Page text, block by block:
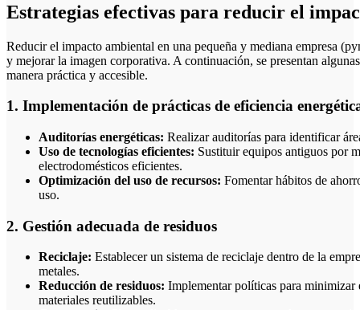
Estrategias efectivas para reducir el
Reducir el impacto ambiental en una pequeña y mediana empresa (pyme) es fundamental para contribuir a la sostenibilidad
y mejorar la imagen corporativa. A continuación, se presentan
manera práctica y accesible.
1. Implementación de prácticas de eficiencia
Auditorías energéticas: Realizar auditorías para identificar
Uso de tecnologías eficientes: Sustituir equipos antiguos por
electrodomésticos eficientes.
Optimización del uso de recursos: Fomentar hábitos de
uso.
2. Gestión adecuada de residuos
Reciclaje: Establecer un sistema de reciclaje dentro de la
metales.
Reducción de residuos: Implementar políticas para minimizar
materiales reutilizables.